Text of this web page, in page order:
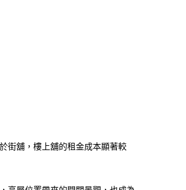
街舖，樓上舖的租金成本顯著較